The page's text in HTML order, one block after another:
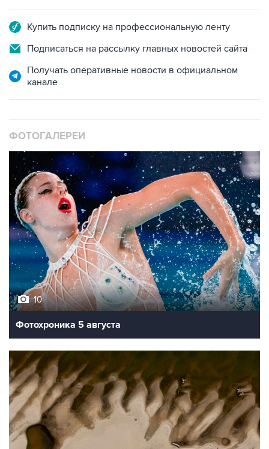
Купить подписку на профессиональную ленту
Подписаться на рассылку главных новостей сайта
Получать оперативные новости в официальном
канале
ФОТОГАЛЕРЕИ
10
Фотохроника 5 августа